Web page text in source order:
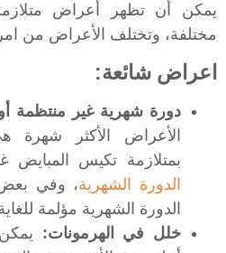
يمكن أن تظهر أعراض
مختلفة، وتختلف الأعراض من
اعراض شائعة:
دورة شهرية غير منتظمة
الأعراض الأكثر شهرة
بمتلازمة تكيس المبايض
الدورة الشهرية، وفي بعض
الدورة الشهرية مؤلمة
خلل في الهرمونات: